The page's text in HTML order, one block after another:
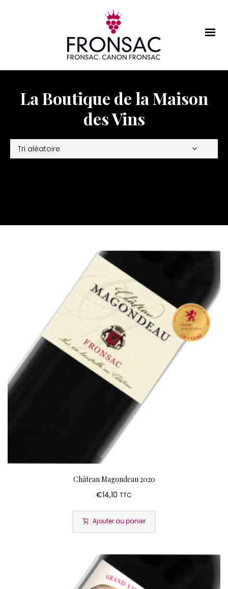
La Boutique de la Maison
des Vins
Château Magondeau 2020
€14,10 TTC
Ajouter au panier